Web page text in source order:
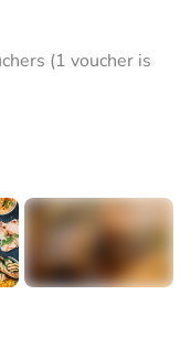
(1 voucher is